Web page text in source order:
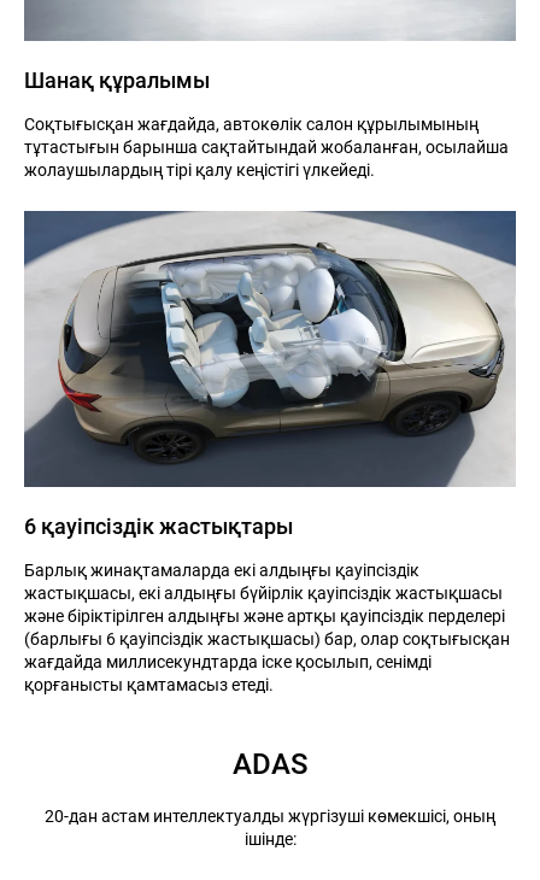
Шанақ құралымы
Соқтығысқан жағдайда, автокөлік салон құрылымының
тұтастығын барынша сақтайтындай жобаланған, осылайша
жолаушылардың тірі қалу кеңістігі үлкейеді.
6 қауіпсіздік жастықтары
Барлық жинақтамаларда екі алдыңғы қауіпсіздік
жастықшасы, екі алдыңғы бүйірлік қауіпсіздік жастықшасы
және біріктірілген алдыңғы және артқы қауіпсіздік перделері
(барлығы 6 қауіпсіздік жастықшасы) бар, олар соқтығысқан
жағдайда миллисекундтарда іске қосылып, сенімді
қорғанысты қамтамасыз етеді.
ADAS
20-дан астам интеллектуалды жүргізуші көмекшісі, оның
ішінде: